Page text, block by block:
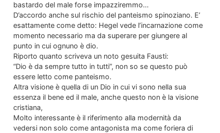
bastardo del male forse impazziremmo…
D’accordo anche sul rischio del panteismo spinoziano. E’
esattamente come detto: Hegel vede l’incarnazione come
momento necessario ma da superare per giungere al
punto in cui ognuno è dio.
Riporto quanto scriveva un noto gesuita Fausti:
“Dio è da sempre tutto in tutti”, non so se questo può
essere letto come panteismo.
Altra visione è quella di un Dio in cui vi sono nella sua
essenza il bene ed il male, anche questo non è la visione
cristiana,
Molto interessante è il riferimento alla modernità da
vedersi non solo come antagonista ma come foriera di